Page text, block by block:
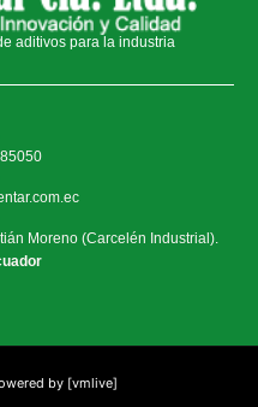
aditivos para la industria
Moreno (Carcelén Industrial).
by [vmlive]